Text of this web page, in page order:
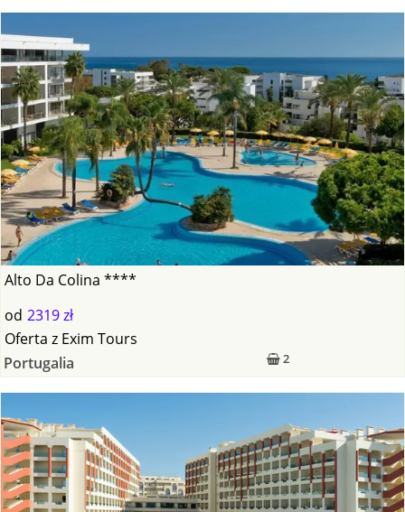
Alto Da Colina ****
od 2319 zł
2
Oferta z Exim Tours
Portugalia